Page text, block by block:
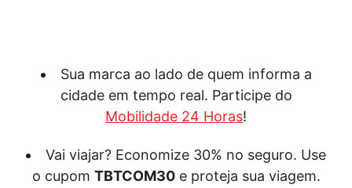
Sua marca ao lado de quem informa a
cidade em tempo real. Participe do
Mobilidade 24 Horas!
Vai viajar? Economize 30% no seguro. Use
o cupom TBTCOM30e proteja sua viagem.